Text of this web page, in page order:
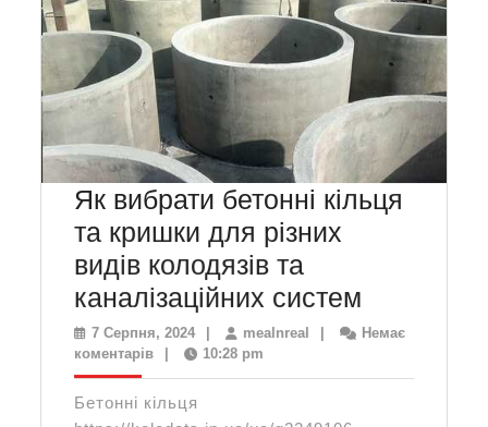
Як вибрати бетонні кільця
та кришки для різних
видів колодязів та
каналізаційних систем
вибрати
7 Серпня, 20247
Серпня,
| mealnreal mealnreal
|
Немає
коментарів
| 10:28 pm
Бетонні кільця